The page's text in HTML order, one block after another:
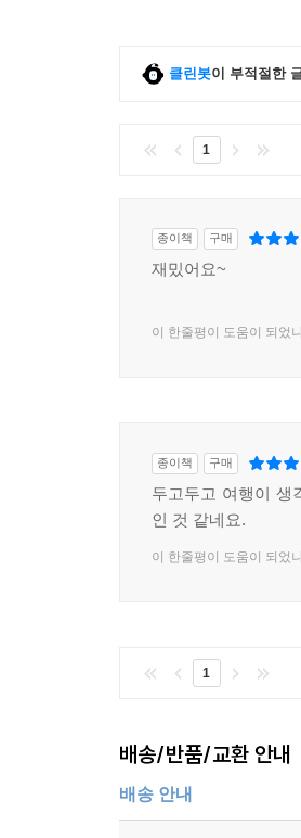
클린봇이 부적절한
1
종이책 구매
재밌어요~
이 한줄평이 도움이 되었
종이책 구매
두고두고 여행이 생
인 것 같네요.
이 한줄평이 도움이 되었
1
배송/반품/교환 안내
배송 안내